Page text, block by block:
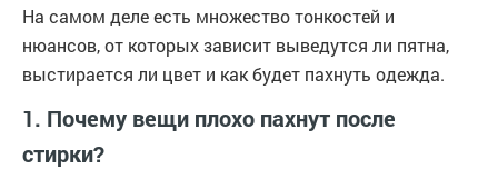
На самом деле есть множество тонкостей и
нюансов, от которых зависит выведутся ли пятна,
выстирается ли цвет и как будет пахнуть одежда.
1. Почему вещи плохо пахнут после
стирки?